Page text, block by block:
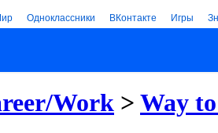
Одноклассники ВКонтакте Игры
Work > Way to